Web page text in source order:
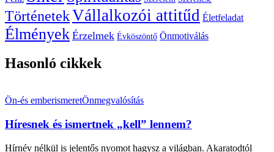
TörténetekVállalkozói attitűd Életfeladat
Élmények Érzelmek Évköszöntő Önmotiválás
Hasonló cikkek
Ön-és emberismeretÖnmegvalósítás
Híresnek és ismertnek „kell” lennem?
Hírnév nélkül is jelentős nyomot hagysz a világban. Akaratodtól